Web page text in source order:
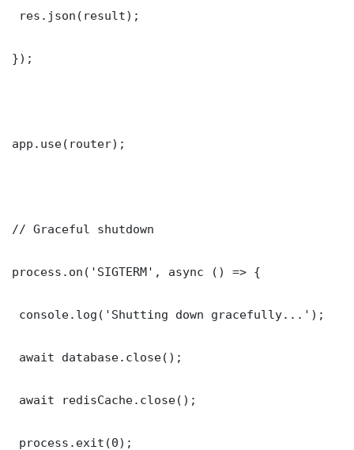
res.json(result);
});
app.use(router);
// Graceful shutdown
process.on('SIGTERM', async () => {
console.log('Shutting down gracefully...');
await database.close();
await redisCache.close();
process.exit(0);